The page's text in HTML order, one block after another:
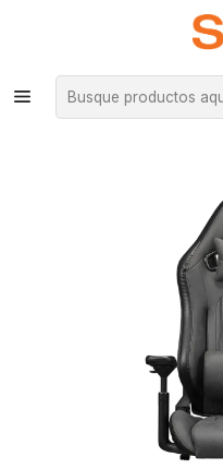
¡Compra hasta mediodía y recibe
Santiago. Envío gratis desde
Inicio Computación y
Silla Gamer Cougar